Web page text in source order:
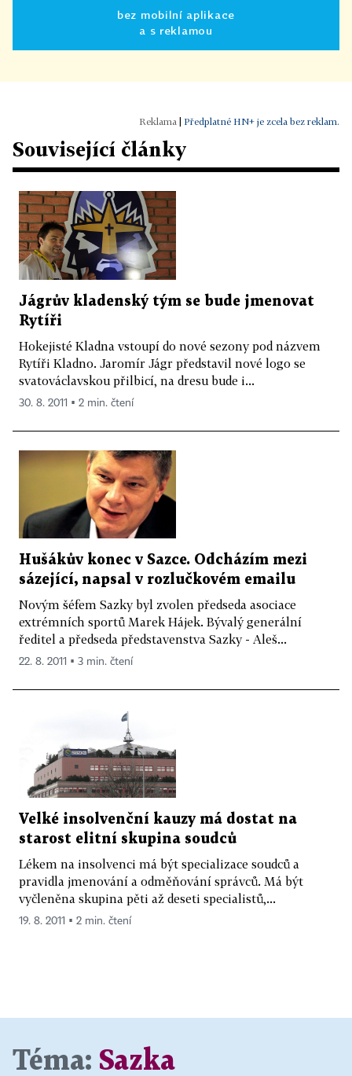
bez mobilní aplikace
a s reklamou
Předplatné HN+ je zcela bez reklam.
Související články
Jágrův kladenský tým se bude jmenovat
Rytíři
Hokejisté Kladna vstoupí do nové sezony pod názvem
Rytíři Kladno. Jaromír Jágr představil nové logo se
svatováclavskou přilbicí, na dresu bude i...
30. 8. 2011 ▪ 2 min. čtení
Hušákův konec v Sazce. Odcházím mezi
sázející, napsal v rozlučkovém emailu
Novým šéfem Sazky byl zvolen předseda asociace
extrémních sportů Marek Hájek. Bývalý generální
ředitel a předseda představenstva Sazky - Aleš...
22. 8. 2011 ▪ 3 min. čtení
Velké insolvenční kauzy má dostat na
starost elitní skupina soudců
Lékem na insolvenci má být specializace soudců a
pravidla jmenování a odměňování správců. Má být
vyčleněna skupina pěti až deseti specialistů,...
19. 8. 2011 ▪ 2 min. čtení
Téma: Sazka